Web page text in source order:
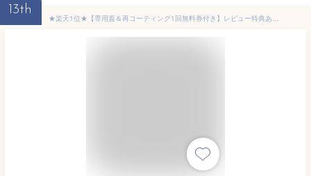
13th
★楽天1位★【専用蓋＆再コーティング1回無料券付き】レビュー特典あり JIKABI JAPAN マルチグリドル 33cmセパレートタイプ 全熱源対応 マルチグリル アウトドア 鉄板 マルチグリドルパン フライパン 軽量 IH 焚き火台 キャンプ キャンプ用品 IH対応 【日本正規品】